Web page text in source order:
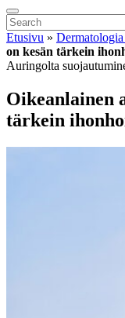
Etusivu »
on kesän tärkein
Auringolta
Oikeanlainen
tärkein